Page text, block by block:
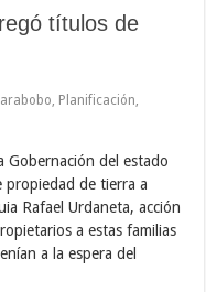
títulos de
Planificación
Gobernación del estado
de tierra a
Rafael Urdaneta, acción
a estas familias
a la espera del